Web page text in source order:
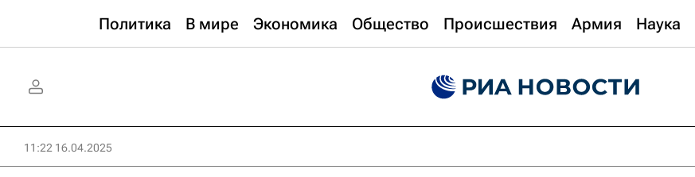
Политика В мире Экономика Общество Происшествия Армия Наука
11:22 16.04.2025